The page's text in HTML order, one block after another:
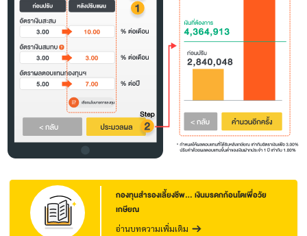
กองทุนสำรองเลี้ยงชีพ... เงินมรดกก้อนโตเพื่อวัย
เกษียณ
อ่านบทความเพิ่มเติม